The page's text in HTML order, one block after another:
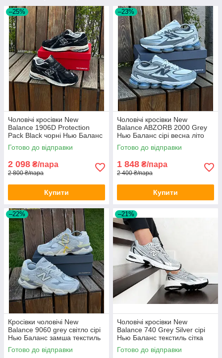
–25%
Чоловічі кросівки New
Balance 1906D Protection
Pack Black чорні Нью Баланс
замшеві весна літо
демісезонні
Готово до відправки
2 098 ₴/пара
2 800 ₴/пара
Купити
–23%
Чоловічі кросівки New
Balance ABZORB 2000 Grey
Нью Баланс сірі весна літо
Готово до відправки
1 848 ₴/пара
2 400 ₴/пара
Купити
–22%
Кросівки чоловічі New
Balance 9060 grey світло сірі
Нью Баланс замша текстиль
весна літо
Готово до відправки
–21%
Чоловічі кросівки New
Balance 740 Grey Silver сірі
Нью Баланс текстиль сітка
дихаючі весна літо для
хлопців
Готово до відправки